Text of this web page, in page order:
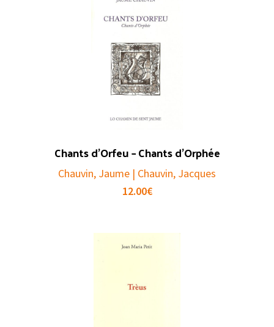
Chants d’Orfeu – Chants d’Orphée
Chauvin, Jaume | Chauvin, Jacques
12.00€